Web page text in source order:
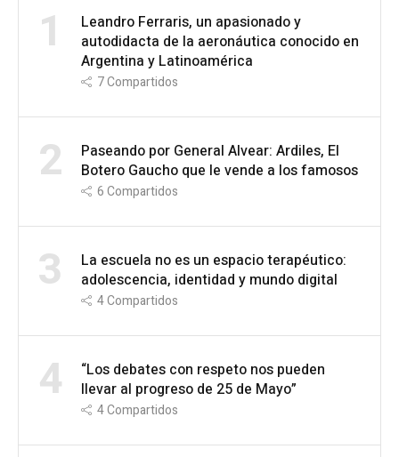
1
Leandro Ferraris, un apasionado y
autodidacta de la aeronáutica conocido en
Argentina y Latinoamérica
7Compartidos
2
Paseando por General Alvear: Ardiles, El
Botero Gaucho que le vende a los famosos
6Compartidos
3
La escuela no es un espacio terapéutico:
adolescencia, identidad y mundo digital
4Compartidos
4
“Los debates con respeto nos pueden
llevar al progreso de 25 de Mayo”
4Compartidos